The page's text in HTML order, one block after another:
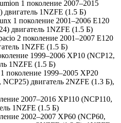
1 поколение 2007–2015
двигатель 1NZFE (1.5 Б)
1 поколение 2001–2006 E120
двигатель 1NZFE (1.5 Б)
2 поколение 2001–2007 E120
1NZFE (1.5 Б)
1999–2006 XP10 (NCP12,
1NZFE (1.5 Б)
поколение 1999–2005 XP20
двигатель 2NZFE (1.3 Б),
2007–2016 XP110 (NCP110,
1NZFE (1.5 Б)
2002–2007 XP60 (NCP60,